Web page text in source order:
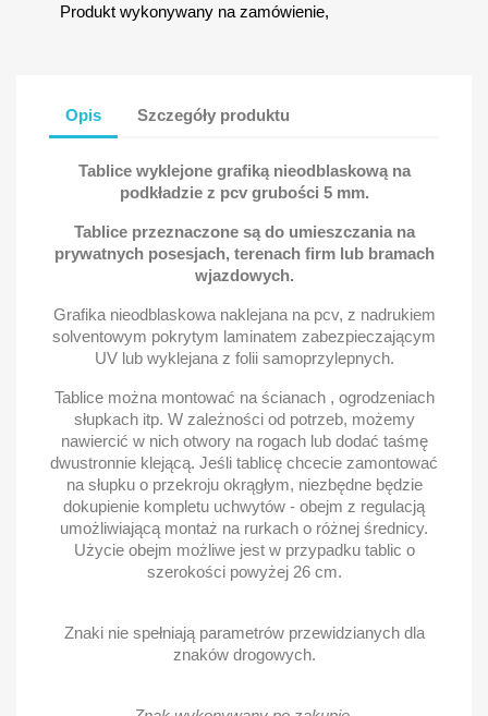
Produkt wykonywany na zamówienie,
Opis Szczegóły produktu
Tablice wyklejone grafiką nieodblaskową na
podkładzie z pcv grubości 5 mm.
Tablice przeznaczone są do umieszczania na
prywatnych posesjach, terenach firm lub bramach
wjazdowych.
Grafika nieodblaskowa naklejana na pcv, z nadrukiem
solventowym pokrytym laminatem zabezpieczającym
UV lub wyklejana z folii samoprzylepnych.
Tablice można montować na ścianach , ogrodzeniach
słupkach itp. W zależności od potrzeb, możemy
nawiercić w nich otwory na rogach lub dodać taśmę
dwustronnie klejącą. Jeśli tablicę chcecie zamontować
na słupku o przekroju okrągłym, niezbędne będzie
dokupienie kompletu uchwytów - obejm z regulacją
umożliwiającą montaż na rurkach o różnej średnicy.
Użycie obejm możliwe jest w przypadku tablic o
szerokości powyżej 26 cm.
Znaki nie spełniają parametrów przewidzianych dla
znaków drogowych.